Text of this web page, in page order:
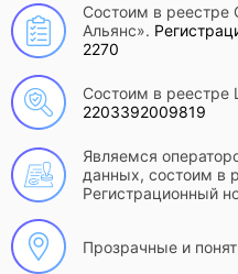
Состоим в
Альянс».
2270
Состоим в реестре
2203392009819
Являемся
данных, состоим в
Регистрационный
Прозрачные и